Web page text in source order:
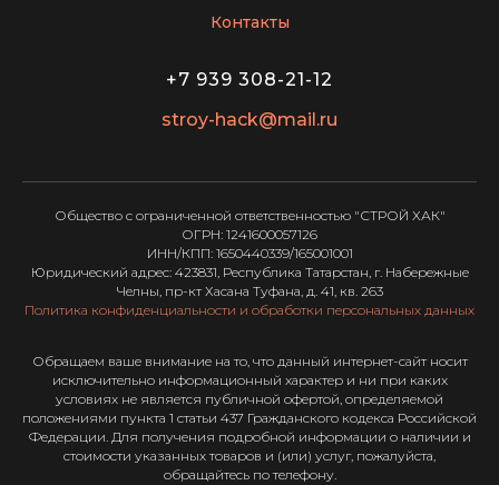
Контакты
+7 939 308-21-12
stroy-hack@mail.ru
Общество с ограниченной ответственностью "СТРОЙ ХАК"
ОГРН: 1241600057126
ИНН/КПП: 1650440339/165001001
Юридический адрес: 423831, Республика Татарстан, г. Набережные
Челны, пр-кт Хасана Туфана, д. 41, кв. 263
Политика конфиденциальности и обработки персональных данных
Обращаем ваше внимание на то, что данный интернет-сайт носит
исключительно информационный характер и ни при каких
условиях не является публичной офертой, определяемой
положениями пункта 1 статьи 437 Гражданского кодекса Российской
Федерации. Для получения подробной информации о наличии и
стоимости указанных товаров и (или) услуг, пожалуйста,
обращайтесь по телефону.